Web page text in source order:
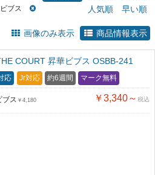
ブス
人気順
早い順
画像のみ表示 商品情報表示
COURT 昇華ビブス OSBB-241
応 Jr対応 約6週間 マーク無料
ブス ￥4,180 ￥3,340～ 税込